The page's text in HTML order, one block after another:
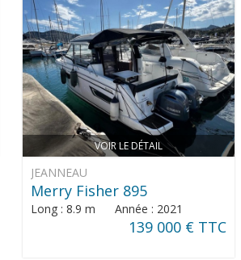
VOIR LE DÉTAIL
JEANNEAU
Merry Fisher 895
Long : 8.9 m Année : 2021
139 000 € TTC